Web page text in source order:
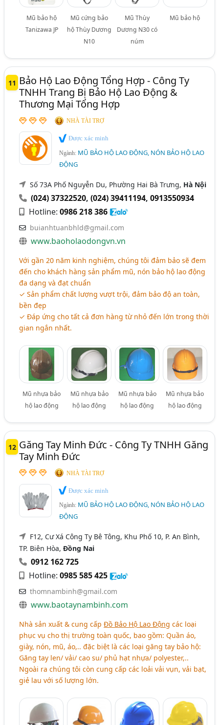
Mũ bảo hộ
Tanizawa JP
Mũ cứng bảo
hộ Thùy Dương
N10
Mũ Thùy
Dương N30 có
núm
Mũ bảo hộ
11 Bảo Hộ Lao Động Tổng Hợp - Công Ty
TNHH Trang Bị Bảo Hộ Lao Động &
Thương Mại Tổng Hợp
NHÀ TÀI TRỢ
Được xác minh
Ngành: MŨ BẢO HỘ LAO ĐỘNG, NÓN BẢO HỘ LAO
ĐỘNG
Số 73A Phố Nguyễn Du, Phường Hai Bà Trưng, Hà Nội
(024) 37322520,(024) 39411194,0913550934
Hotline:0986 218 386
buianhtuanbhld@gmail.com
www.baoholaodongvn.vn
Với gần 20 năm kinh nghiệm, chúng tôi đảm bảo sẽ đem
đến cho khách hàng sản phẩm mũ, nón bảo hộ lao động
đa dạng và đạt chuẩn
✓ Sản phẩm chất lượng vượt trội, đảm bảo độ an toàn,
bền đẹp
✓ Đáp ứng cho tất cả đơn hàng từ nhỏ đến lớn trong thời
gian ngắn nhất.
Mũ nhựa bảo
hộ lao động
Mũ nhựa bảo
hộ lao động
Mũ nhựa bảo
hộ lao động
Mũ nhựa bảo
hộ lao động
12 Găng Tay Minh Đức - Công Ty TNHH Găng
Tay Minh Đức
NHÀ TÀI TRỢ
Được xác minh
Ngành: MŨ BẢO HỘ LAO ĐỘNG, NÓN BẢO HỘ LAO
ĐỘNG
F12, Cư Xá Công Ty Bê Tông, Khu Phố 10, P. An Bình,
TP. Biên Hòa,Đồng Nai
0912 162 725
Hotline:0985 585 425
thomnambinh@gmail.com
www.baotaynambinh.com
Nhà sản xuất & cung cấpĐồ Bảo Hộ Lao Động các loại
phục vụ cho thị trường toàn quốc, bao gồm: Quần áo,
giày, nón, mũ, áo,.. đặc biệt là các loại găng tay bảo hộ:
Găng tay len/ vải/ cao su/ phủ hạt nhựa/ polyester,..
Ngoài ra chúng tôi còn cung cấp các loải vải vụn, vải bạt,
giẻ lau với số lượng lớn.